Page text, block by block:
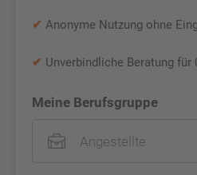
✔ Anonyme Nutzung ohne
✔ Unverbindliche Beratung für
Meine Berufsgruppe